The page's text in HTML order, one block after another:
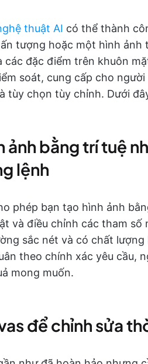
thuật AI có thể thành
tượng hoặc một hình ảnh
các đặc điểm trên khuôn
soát, cung cấp cho
tùy chọn tùy chỉnh. Dưới
ảnh bằng trí tuệ
lệnh
phép bạn tạo hình ảnh
và điều chỉnh các tham
sắc nét và có chất
theo chính xác yêu cầu,
mong muốn.
để chỉnh sửa